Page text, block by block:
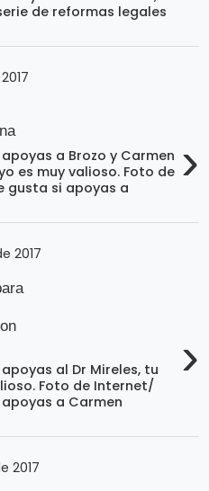
de reformas legales
›
a Brozo y Carmen
es muy valioso. Foto de
gusta si apoyas a
2017
›
al Dr Mireles, tu
Foto de Internet/
a Carmen
2017